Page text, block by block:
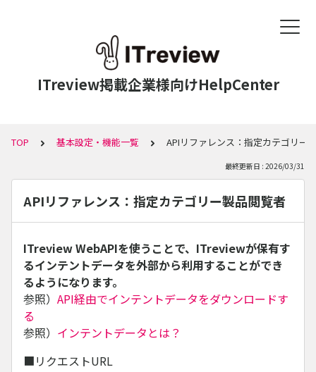
ITreview掲載企業様向けHelpCenter
TOP 基本設定・機能一覧 APIリファレンス：指定カテゴリー
最終更新日 : 2026/03/31
APIリファレンス：指定カテゴリー製品閲覧者
ITreview WebAPIを使うことで、ITreviewが保有す
るインテントデータを外部から利用することができ
るようになります。
参照） API経由でインテントデータをダウンロードす
る
参照） インテントデータとは？
■リクエストURL